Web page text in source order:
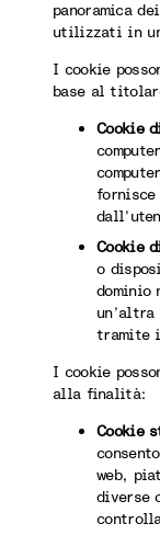
panoramica
utilizzati in
I cookie
base al
Cookie
Cookie
o
dominio
tramite
I cookie
alla finalità:
Cookie
web,
diverse